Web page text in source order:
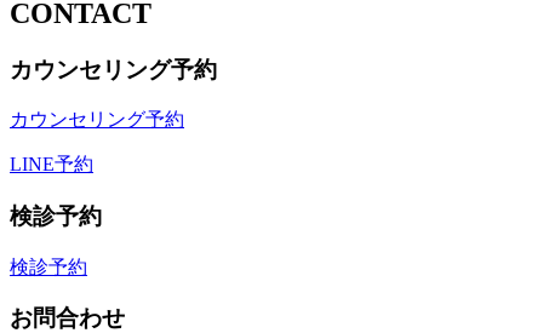
CONTACT
カウンセリング予約
カウンセリング予約
LINE予約
検診予約
検診予約
お問合わせ